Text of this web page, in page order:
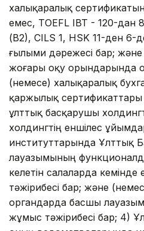
халықаралық
емес, TOEFL IBT - 120-дан
(В2), СILS 1, HSK 11-ден 6-
ғылыми дәрежесі бар;
жоғары оқу орындарында
(немесе) халықаралық
қаржылық
ұлттық басқарушы
холдингтің еншілес
институттарында Ұлттық
лауазымының
келетін салаларда
тәжірибесі бар; және
органдарда басшы
жұмыс тәжірибесі бар; 4)